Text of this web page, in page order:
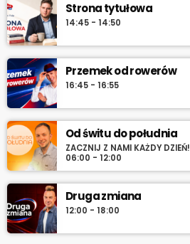
Strona tytułowa
14:45 - 14:50
Przemek od rowerów
16:45 - 16:55
Od świtu do południa
ZACZNIJ Z NAMI KAŻDY DZIEŃ!
06:00 - 12:00
Druga zmiana
12:00 - 18:00